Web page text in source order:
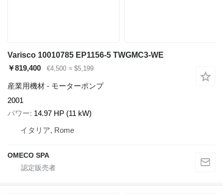
Varisco 10010785 EP1156-5 TWGMC3-WE
￥819,400
€4,500 ≈ $5,199
産業用機材 - モーターポンプ
2001
パワー 14.97 HP (11 kW)
イタリア, Rome
OMECO SPA